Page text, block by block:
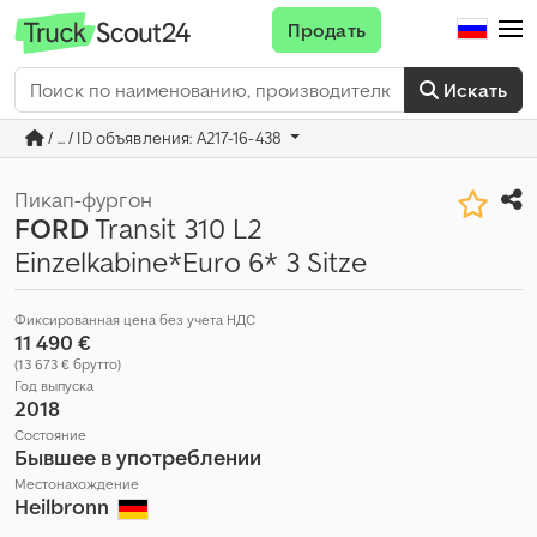
Искать
Продать
/ ... / ID объявления: A217-16-438
Пикап-фургон
FORDTransit 310 L2
Einzelkabine*Euro 6* 3 Sitze
Фиксированная цена без учета НДС
11 490 €
(13 673 € брутто)
Год выпуска
2018
Состояние
Бывшее в употреблении
Местонахождение
Heilbronn